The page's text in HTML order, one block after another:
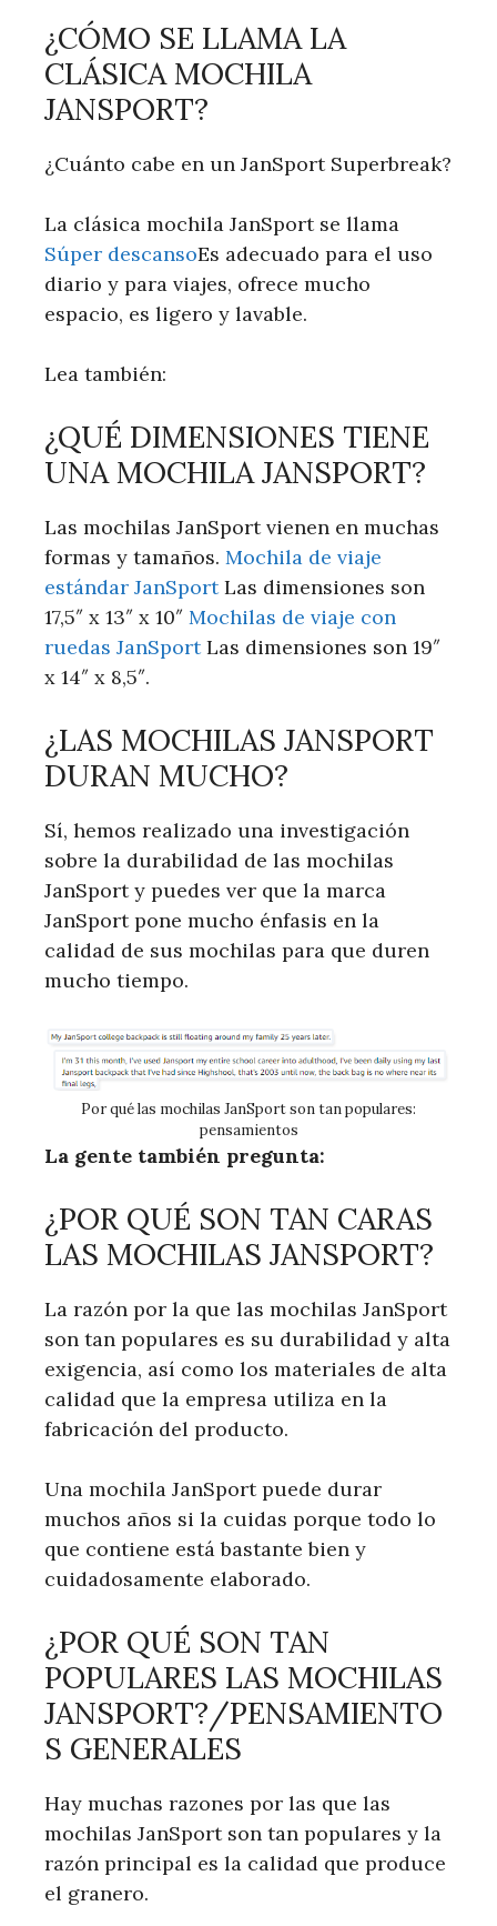
¿CÓMO SE LLAMA LA
CLÁSICA MOCHILA
JANSPORT?
¿Cuánto cabe en un JanSport Superbreak?
La clásica mochila JanSport se llama
Súper descansoEs adecuado para el uso
diario y para viajes, ofrece mucho
espacio, es ligero y lavable.
Lea también:
¿QUÉ DIMENSIONES TIENE
UNA MOCHILA JANSPORT?
Las mochilas JanSport vienen en muchas
formas y tamaños. Mochila de viaje
estándar JanSportLas dimensiones son
17,5″ x 13″ x 10″ Mochilas de viaje con
ruedas JanSportLas dimensiones son 19″
x 14″ x 8,5″.
¿LAS MOCHILAS JANSPORT
DURAN MUCHO?
Sí, hemos realizado una investigación
sobre la durabilidad de las mochilas
JanSport y puedes ver que la marca
JanSport pone mucho énfasis en la
calidad de sus mochilas para que duren
mucho tiempo.
Por qué las mochilas JanSport son tan populares:
pensamientos
La gente también pregunta:
¿POR QUÉ SON TAN CARAS
LAS MOCHILAS JANSPORT?
La razón por la que las mochilas JanSport
son tan populares es su durabilidad y alta
exigencia, así como los materiales de alta
calidad que la empresa utiliza en la
fabricación del producto.
Una mochila JanSport puede durar
muchos años si la cuidas porque todo lo
que contiene está bastante bien y
cuidadosamente elaborado.
¿POR QUÉ SON TAN
POPULARES LAS MOCHILAS
JANSPORT?/PENSAMIENTO
S GENERALES
Hay muchas razones por las que las
mochilas JanSport son tan populares y la
razón principal es la calidad que produce
el granero.